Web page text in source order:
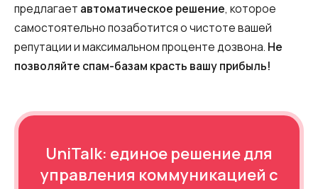
предлагает автоматическое решение, которое
самостоятельно позаботится о чистоте вашей
репутации и максимальном проценте дозвона. Не
позволяйте спам-базам красть вашу прибыль!
UniTalk: единое решение для
управления коммуникацией с